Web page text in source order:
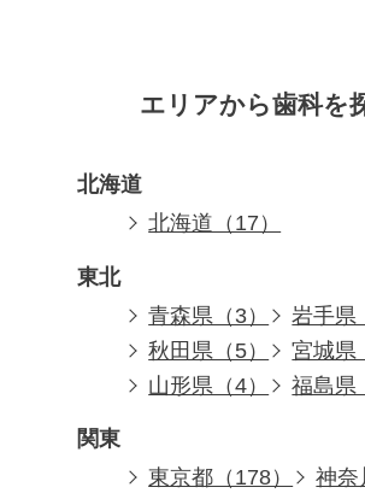
エリアから歯科を
北海道
北海道（17）
東北
青森県（3）
岩手県
秋田県（5）
宮城県
山形県（4）
福島県
関東
東京都（178）
神奈